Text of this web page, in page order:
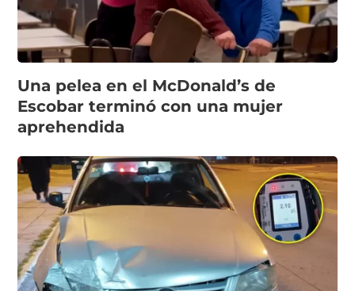
Una pelea en el McDonald’s de
Escobar terminó con una mujer
aprehendida